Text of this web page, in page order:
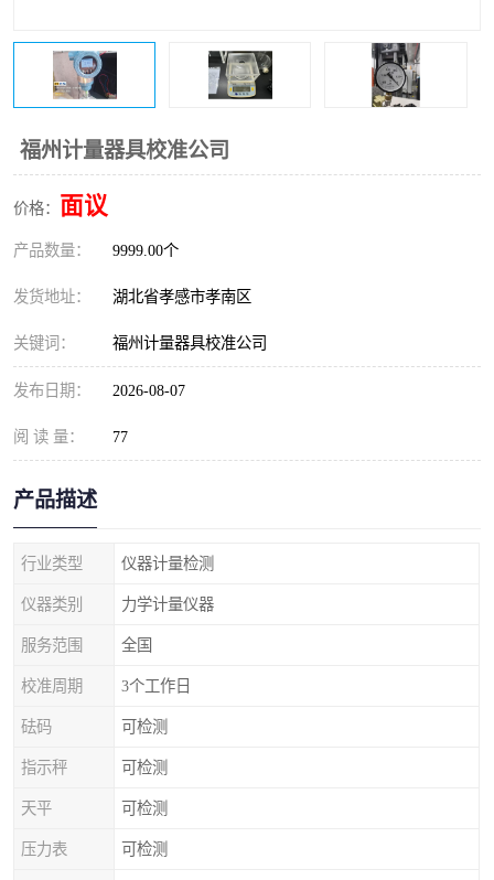
福州计量器具校准公司
价格： 面议
产品数量： 9999.00个
发货地址： 湖北省孝感市孝南区
关键词： 福州计量器具校准公司
发布日期： 2026-08-07
阅 读 量： 77
产品描述
行业类型 仪器计量检测
仪器类别 力学计量仪器
服务范围 全国
校准周期 3个工作日
砝码 可检测
指示秤 可检测
天平 可检测
压力表 可检测